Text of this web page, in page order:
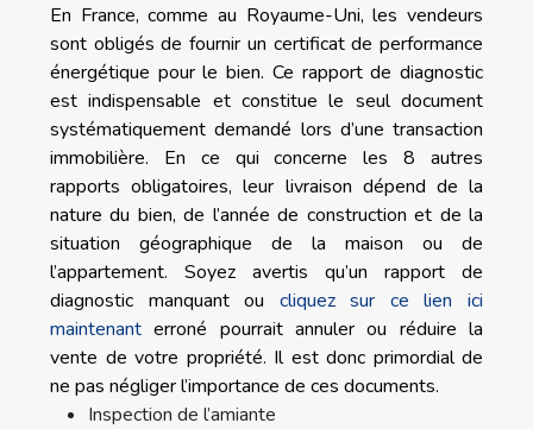
En France, comme au Royaume-Uni, les vendeurs
sont obligés de fournir un certificat de performance
énergétique pour le bien. Ce rapport de diagnostic
est indispensable et constitue le seul document
systématiquement demandé lors d’une transaction
immobilière. En ce qui concerne les 8 autres
rapports obligatoires, leur livraison dépend de la
nature du bien, de l’année de construction et de la
situation géographique de la maison ou de
l’appartement. Soyez avertis qu’un rapport de
diagnostic manquant ou cliquez sur ce lien ici
maintenant erroné pourrait annuler ou réduire la
vente de votre propriété. Il est donc primordial de
ne pas négliger l’importance de ces documents.
Inspection de l’amiante